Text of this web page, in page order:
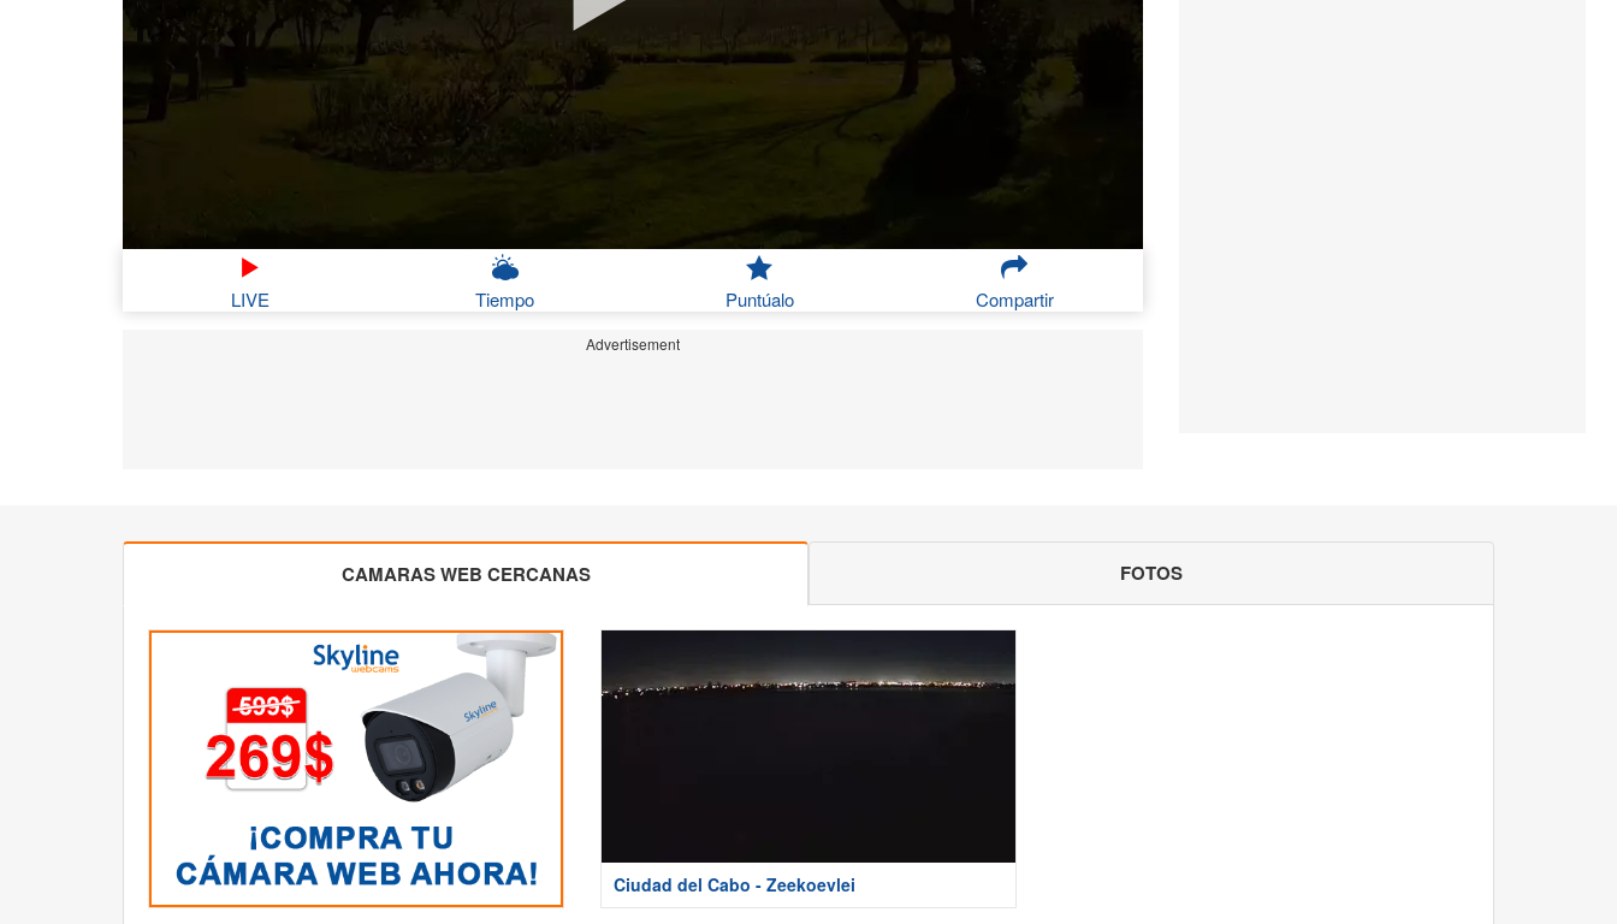
LIVE Tiempo Puntúalo Compartir
Advertisement
CAMARAS WEB CERCANAS FOTOS
Ciudad del Cabo - Zeekoevlei